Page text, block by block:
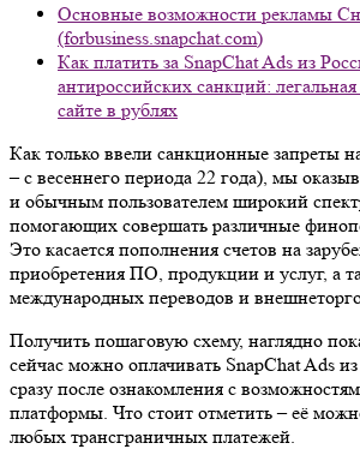
Основные возможности рекламы
(forbusiness.snapchat.com)
Как платить за SnapChat Ads из
антироссийских санкций:
сайте в рублях
Как только ввели санкционные запреты
– с весеннего периода 22 года), мы
и обычным пользователем широкий
помогающих совершать различные
Это касается пополнения счетов на
приобретения ПО, продукции и услуг, а
международных переводов и
Получить пошаговую схему, наглядно
сейчас можно оплачивать SnapChat Ads
сразу после ознакомления с
платформы. Что стоит отметить – её
любых трансграничных платежей.